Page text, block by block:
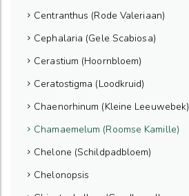
Centranthus (Rode Valeriaan)
Cephalaria (Gele Scabiosa)
Cerastium (Hoornbloem)
Ceratostigma (Loodkruid)
Chaenorhinum (Kleine Leeuwebek)
Chamaemelum (Roomse Kamille)
Chelone (Schildpadbloem)
Chelonopsis